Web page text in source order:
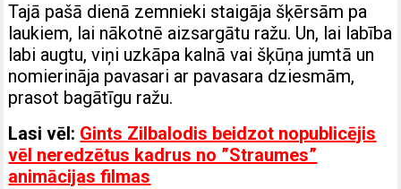
Tajā pašā dienā zemnieki staigāja šķērsām pa
laukiem, lai nākotnē aizsargātu ražu. Un, lai labība
labi augtu, viņi uzkāpa kalnā vai šķūņa jumtā un
nomierināja pavasari ar pavasara dziesmām,
prasot bagātīgu ražu.
Lasi vēl: Gints Zilbalodis beidzot nopublicējis
vēl neredzētus kadrus no ”Straumes”
animācijas filmas